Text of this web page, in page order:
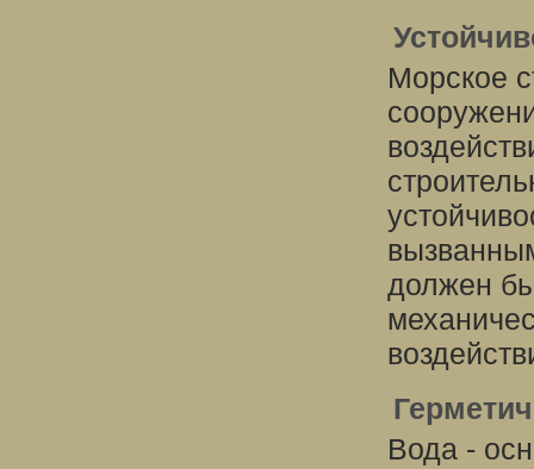
Морское
должен
Вода -